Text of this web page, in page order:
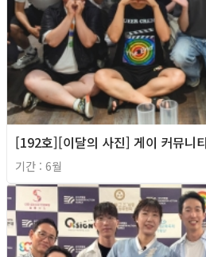
[192호][이달의 사진] 게이 커뮤니
기간 : 6월